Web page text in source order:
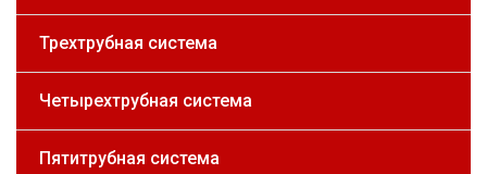
Трехтрубная система
Четырехтрубная система
Пятитрубная система